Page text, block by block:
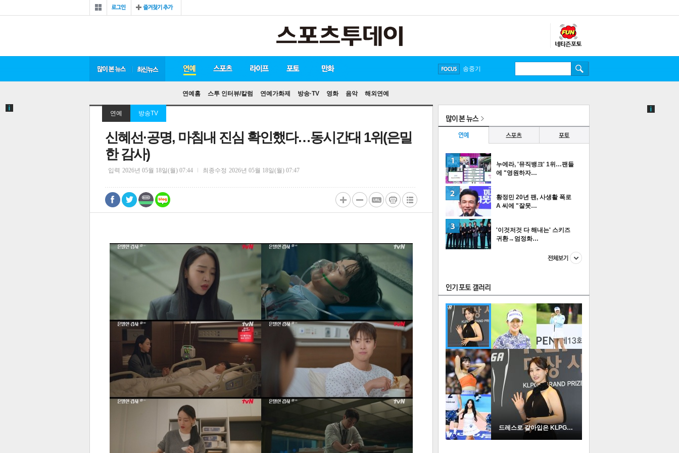
로그
최신 뉴스
연예홈 스투 인터뷰/칼럼 연예가화제 방송·TV 영화 음악 해외연예
스포츠 라이프 포토
만화
FOCUS
송중기
연예 방송TV
신혜선·공명, 마침내 진심 확인했다…동시간대 1위(은밀
한 감사)
입력 2026년 05월 18일(월) 07:44 최종수정 2026년 05월 18일(월) 07:47
네이
0
텍스 텍스 url 복 인쇄
많이 본 뉴스
연예
스포츠 포토
누에라, '뮤직뱅크' 1위…팬들
에 "영원하자…
2
황정민 20년 팬, 사생활 폭로
A 씨에 "잘못…
'이것저것 다 해내는' 스키즈
귀환→엄정화…
드레스로 갈아입은 KLPGA …